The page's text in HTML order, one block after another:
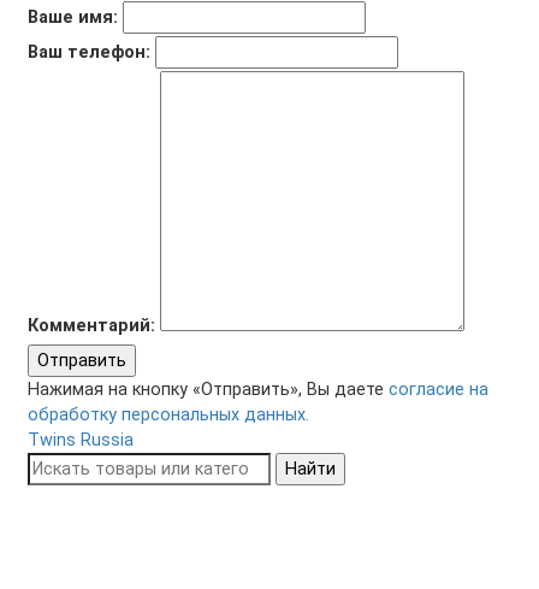
Ваше имя:
Ваш телефон:
Комментарий:
Отправить
Нажимая на кнопку «Отправить», Вы даете согласие на
обработку персональных данных.
Twins Russia
Найти